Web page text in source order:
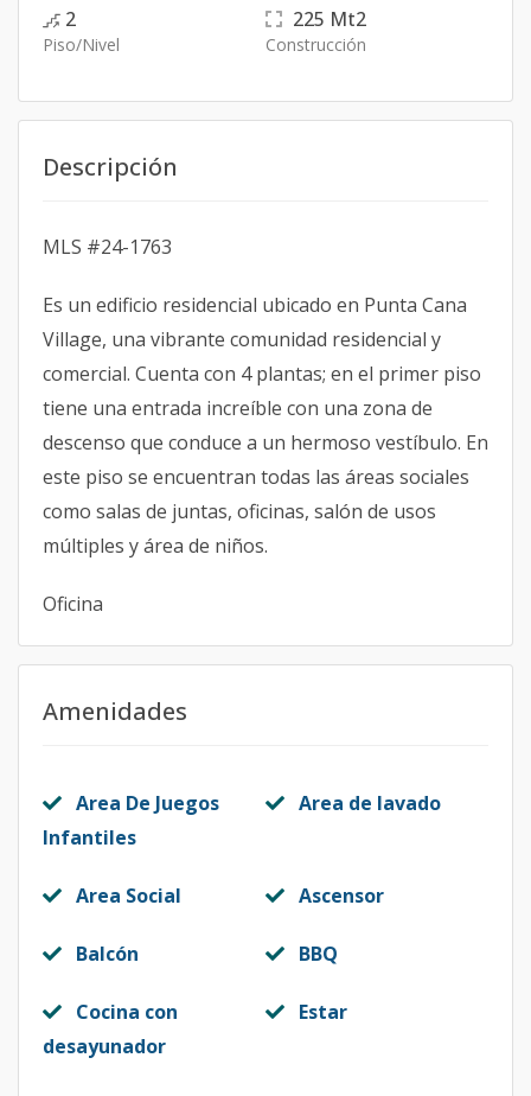
2
Piso/Nivel
225 Mt2
Construcción
Descripción
MLS #24-1763
Es un edificio residencial ubicado en Punta Cana
Village, una vibrante comunidad residencial y
comercial. Cuenta con 4 plantas; en el primer piso
tiene una entrada increíble con una zona de
descenso que conduce a un hermoso vestíbulo. En
este piso se encuentran todas las áreas sociales
como salas de juntas, oficinas, salón de usos
múltiples y área de niños.
Oficina
Amenidades
Area De Juegos
Infantiles
Area de lavado
Area Social Ascensor
Balcón BBQ
Cocina con
desayunador
Estar